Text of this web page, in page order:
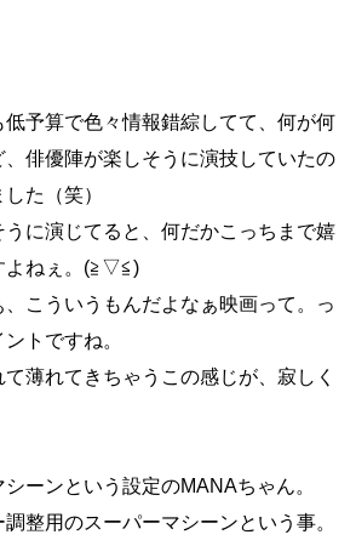
予算で色々情報錯綜してて、何が何
俳優陣が楽しそうに演技していたの
た（笑）
に演じてると、何だかこっちまで嬉
よねぇ。(≧▽≦)
こういうもんだよなぁ映画って。っ
トですね。
薄れてきちゃうこの感じが、寂しく
ーンという設定のMANAちゃん。
整用のスーパーマシーンという事。